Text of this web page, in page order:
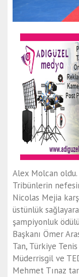
Alex Molcan oldu.
Tribünlerin
Nicolas Mejia
üstünlük
şampiyonluk
Başkanı Ömer
Tan, Türkiye
Müderrisgil ve
Mehmet Tınaz